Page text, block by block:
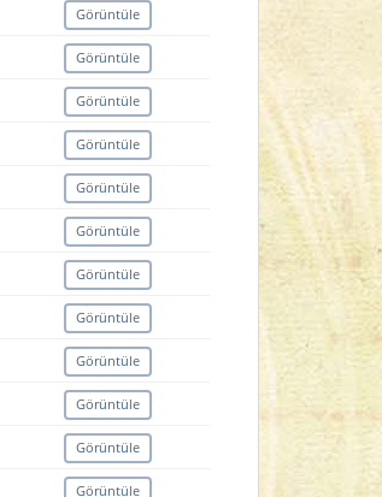
Görüntüle
Görüntüle
Görüntüle
Görüntüle
Görüntüle
Görüntüle
Görüntüle
Görüntüle
Görüntüle
Görüntüle
Görüntüle
Görüntüle